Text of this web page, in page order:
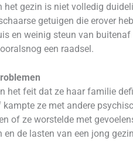
het gezin is niet volledig
getuigen die erover
en weinig steun van
een raadsel.
het feit dat ze haar familie
kampte ze met andere
of ze worstelde met
de lasten van een jong